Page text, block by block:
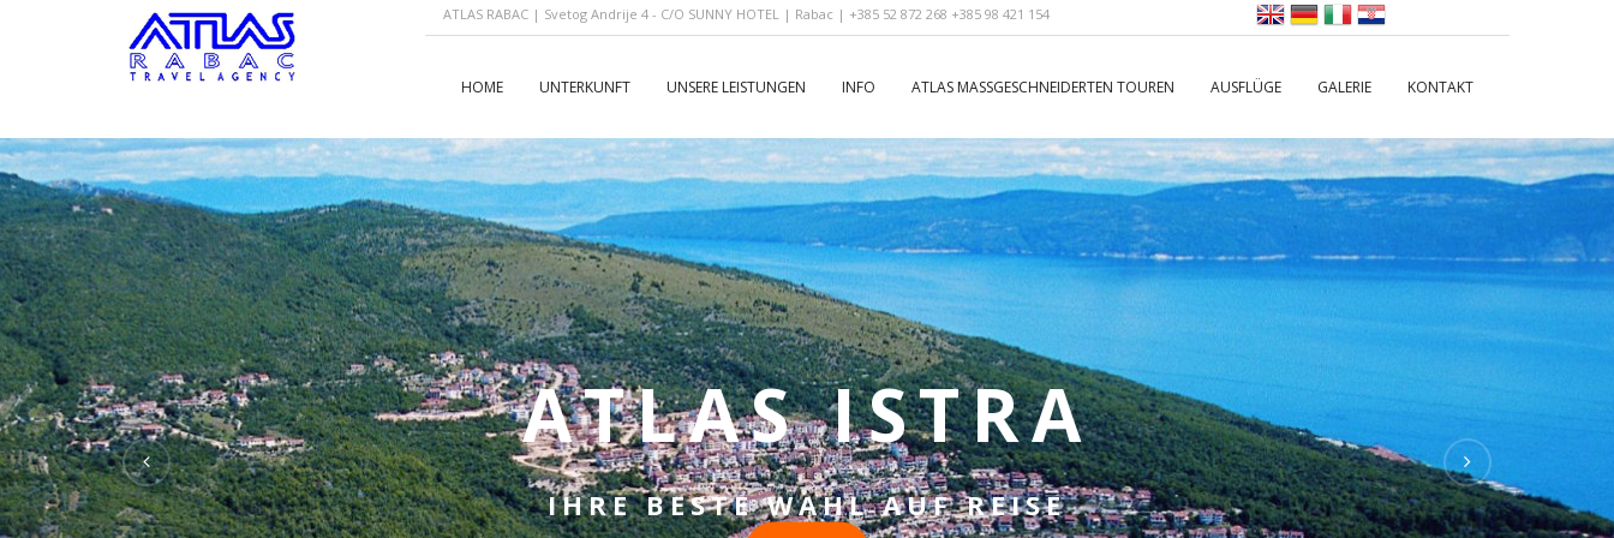
ATLAS RABAC | Svetog Andrije 4 - C/O SUNNY HOTEL | Rabac | +385 52 872 268 +385 98 421 154
HOME UNTERKUNFT UNSERE LEISTUNGEN INFO ATLAS MASSGESCHNEIDERTEN TOUREN AUSFLÜGE GALERIE KONTAKT
ATLAS ISTRA
IHRE BESTE WAHL AUF REISE